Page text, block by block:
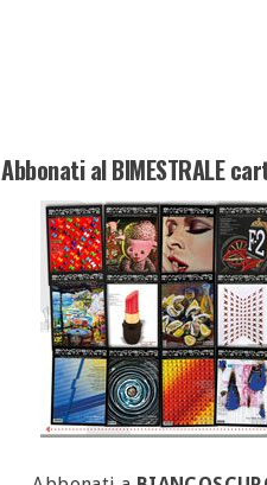
Abbonati al BIMESTRALE